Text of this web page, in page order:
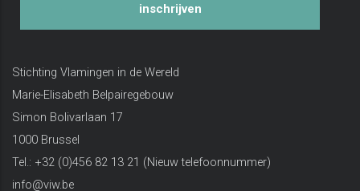
inschrijven
Stichting Vlamingen in de Wereld
Marie-Elisabeth Belpairegebouw
Simon Bolivarlaan 17
1000 Brussel
Tel.: +32 (0)456 82 13 21 (Nieuw telefoonnummer)
info@viw.be